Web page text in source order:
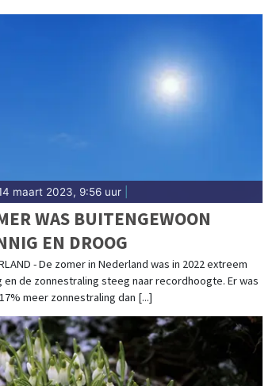
maart 2023, 9:56 uur|
WAS BUITENGEWOON
EN DROOG
- De zomer in Nederland was in 2022 extreem
en de zonnestraling steeg naar recordhoogte. Er was
meer zonnestraling dan [...]